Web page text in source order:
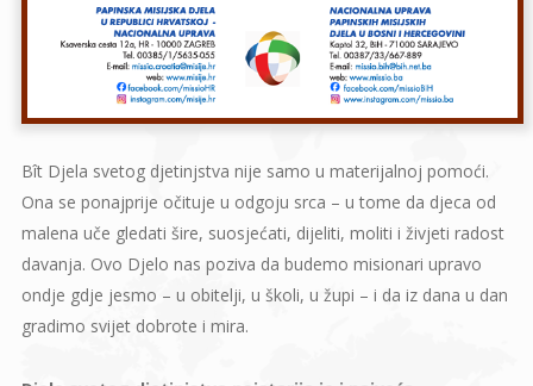
Bît Djela svetog djetinjstva nije samo u materijalnoj pomoći.
Ona se ponajprije očituje u odgoju srca – u tome da djeca od
malena uče gledati šire, suosjećati, dijeliti, moliti i živjeti radost
davanja. Ovo Djelo nas poziva da budemo misionari upravo
ondje gdje jesmo – u obitelji, u školi, u župi – i da iz dana u dan
gradimo svijet dobrote i mira.